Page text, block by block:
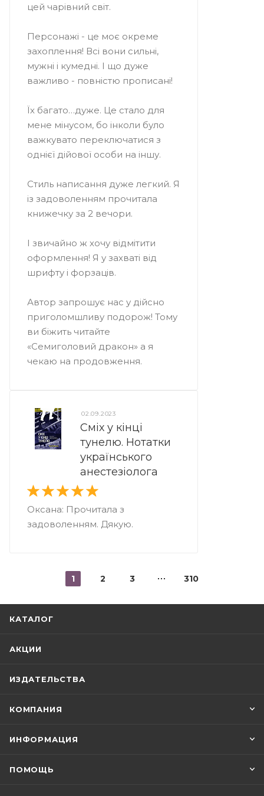
цей чарівний світ.
Персонажі - це моє окреме
захоплення! Всі вони сильні,
мужні і кумедні. І що дуже
важливо - повністю прописані!
Їх багато…дуже. Це стало для
мене мінусом, бо інколи було
важкувато переключатися з
однієї дійової особи на іншу.
Стиль написання дуже легкий. Я
із задоволенням прочитала
книжечку за 2 вечори.
І звичайно ж хочу відмітити
оформлення! Я у захваті від
шрифту і форзаців.
Автор запрошує нас у дійсно
приголомшливу подорож! Тому
ви біжить читайте
«Семиголовий дракон» а я
чекаю на продовження.
02.09.2023
Сміх у кінці
тунелю. Нотатки
українського
анестезіолога
Оксана: Прочитала з
задоволенням. Дякую.
1 2 3 310
КАТАЛОГ
АКЦИИ
ИЗДАТЕЛЬСТВА
КОМПАНИЯ
ИНФОРМАЦИЯ
ПОМОЩЬ